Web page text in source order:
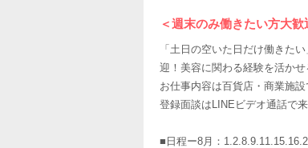
＜週末のみ働きたい方大
「土日の空いた日だけ働きた
迎！美容に関わる経験を活かせ
お仕事内容は百貨店・商業施
登録面談はLINEビデオ通話で
■日程ー8月：